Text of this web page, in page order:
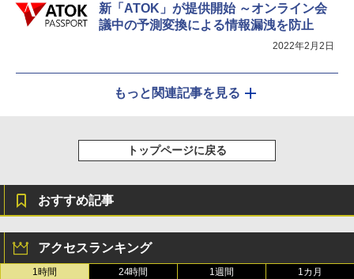
新「ATOK」が提供開始 ～オンライン会
議中の予測変換による情報漏洩を防止
2022年2月2日
もっと関連記事を見る
トップページに戻る
おすすめ記事
アクセスランキング
1時間 24時間 1週間 1カ月